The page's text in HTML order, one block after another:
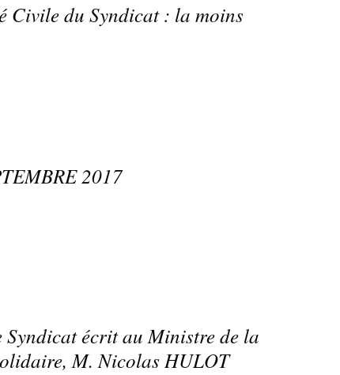
Civile du Syndicat : la moins
2017
écrit au Ministre de la
M. Nicolas HULOT